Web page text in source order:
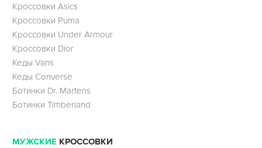
Кроссовки Asics
Кроссовки Puma
Кроссовки Under Armour
Кроссовки Dior
Кеды Vans
Кеды Converse
Ботинки Dr. Martens
Ботинки Timberland
МУЖСКИЕ КРОССОВКИ